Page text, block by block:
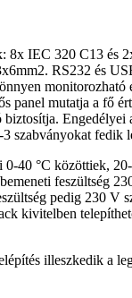
8x IEC 320 C13 és
RS232 és
monitorozható
panel mutatja a fő
biztosítja. Engedélyei
szabványokat fedik
0-40 °C közöttiek,
feszültség
pedig 230 V
kivitelben
illeszkedik a